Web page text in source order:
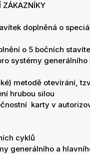
doplněná o
o 5 bočních
systémy generálního
metodě otevírání,
hrubou silou
karty v
cyklů
generálního a